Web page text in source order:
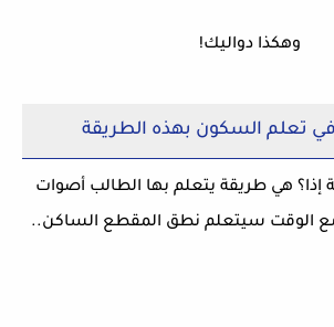
وهكذا دواليك!
تعلم السكون بهذه الطريقة
هي طريقة يتعلم بها الطالب أصوات
الوقت سيتعلم نطق المقطع الساكن..